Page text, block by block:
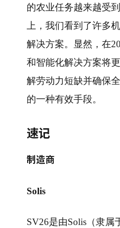
的农业任务越来越受
上，我们看到了许多
解决方案。显然，在
和智能化解决方案将
解劳动力短缺并确保
的一种有效手段。
速记
制造商
Solis
SV26是由Solis（隶属